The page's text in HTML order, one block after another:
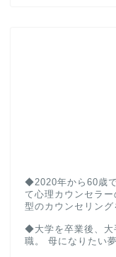
◆2020年から60歳
て心理カウンセラ
型のカウンセリング
◆大学を卒業後、大
職。 母になりたい